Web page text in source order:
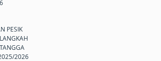
PESIK
2026